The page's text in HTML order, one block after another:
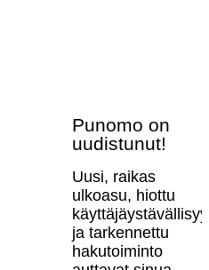
Punomo on
uudistunut!
Uusi, raikas
ulkoasu, hiottu
ja tarkennettu
hakutoiminto